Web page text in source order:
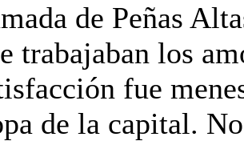
de Peñas
trabajaban los
fue
de la capital.